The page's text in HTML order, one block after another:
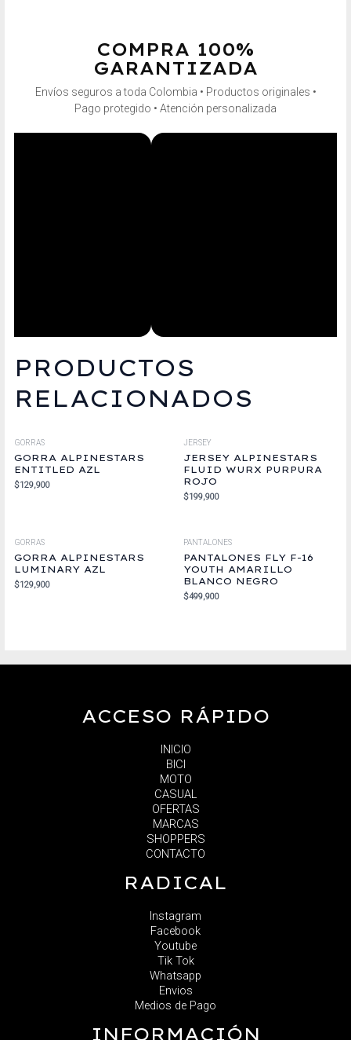
COMPRA 100%
GARANTIZADA
Envíos seguros a toda Colombia • Productos originales •
Pago protegido • Atención personalizada
PRODUCTOS
RELACIONADOS
GORRAS
GORRA ALPINESTARS
ENTITLED AZL
$129,900
JERSEY
JERSEY ALPINESTARS
FLUID WURX PURPURA
ROJO
$199,900
GORRAS
GORRA ALPINESTARS
LUMINARY AZL
$129,900
PANTALONES
PANTALONES FLY F-16
YOUTH AMARILLO
BLANCO NEGRO
$499,900
ACCESO RÁPIDO
INICIO
BICI
MOTO
CASUAL
OFERTAS
MARCAS
SHOPPERS
CONTACTO
RADICAL
Instagram
Facebook
Youtube
Tik Tok
Whatsapp
Envios
Medios de Pago
INFORMACIÓN